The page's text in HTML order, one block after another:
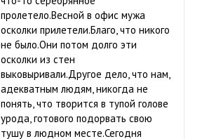
пролетело.Весной в офис мужа
осколки прилетели.Благо, что никого
не было.Они потом долго эти
осколки из стен
выковыривали.Другое дело, что нам,
адекватным людям, никогда не
понять, что творится в тупой голове
урода, готового подорвать свою
тушу в людном месте.Сегодня